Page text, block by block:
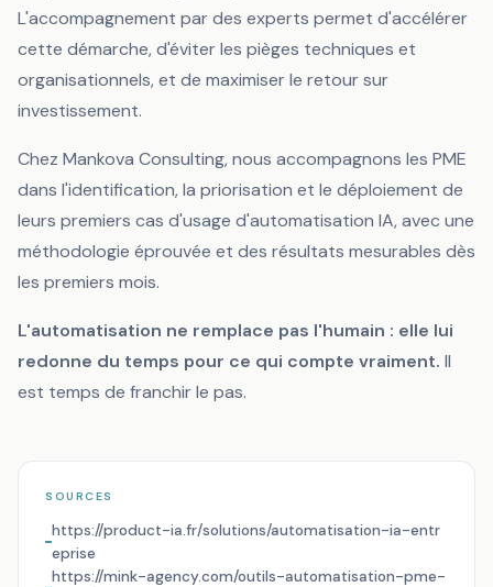
L'accompagnement par des experts permet d'accélérer
cette démarche, d'éviter les pièges techniques et
organisationnels, et de maximiser le retour sur
investissement.
Chez Mankova Consulting, nous accompagnons les PME
dans l'identification, la priorisation et le déploiement de
leurs premiers cas d'usage d'automatisation IA, avec une
méthodologie éprouvée et des résultats mesurables dès
les premiers mois.
L'automatisation ne remplace pas l'humain : elle lui
redonne du temps pour ce qui compte vraiment. Il
est temps de franchir le pas.
SOURCES
https://product-ia.fr/solutions/automatisation-ia-entr
eprise
https://mink-agency.com/outils-automatisation-pme-